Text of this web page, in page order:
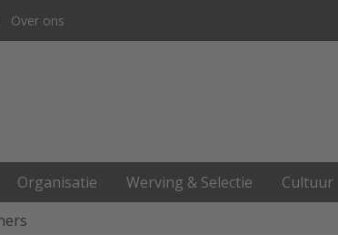
Over ons
Organisatie Werving & Selectie
Cultuur